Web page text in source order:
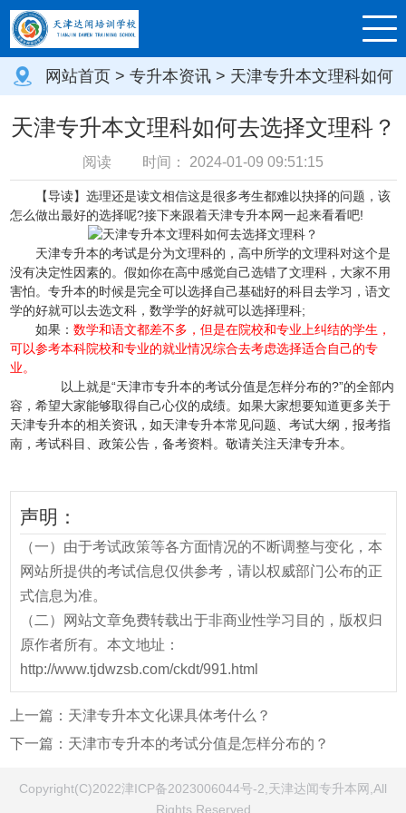
网站首页 > 专升本资讯 > 天津专升本文理科如何
去选择文理科？
天津专升本文理科如何去选择文理科？
阅读 时间： 2024-01-09 09:51:15
【导读】选理还是读文相信这是很多考生都难以抉择的问题，该
怎么做出最好的选择呢?接下来跟着天津专升本网一起来看看吧!
天津专升本的考试是分为文理科的，高中所学的文理科对这个是
没有决定性因素的。假如你在高中感觉自己选错了文理科，大家不用
害怕。专升本的时候是完全可以选择自己基础好的科目去学习，语文
学的好就可以去选文科，数学学的好就可以选择理科;
如果： 数学和语文都差不多，但是在院校和专业上纠结的学生，
可以参考本科院校和专业的就业情况综合去考虑选择适合自己的专
业。
以上就是“天津市专升本的考试分值是怎样分布的?”的全部内
容，希望大家能够取得自己心仪的成绩。如果大家想要知道更多关于
天津专升本的相关资讯，如天津专升本常见问题、考试大纲，报考指
南，考试科目、政策公告，备考资料。敬请关注天津专升本。
声明：
（一）由于考试政策等各方面情况的不断调整与变化，本
网站所提供的考试信息仅供参考，请以权威部门公布的正
式信息为准。
（二）网站文章免费转载出于非商业性学习目的，版权归
原作者所有。本文地址：
http://www.tjdwzsb.com/ckdt/991.html
上一篇： 天津专升本文化课具体考什么？
下一篇： 天津市专升本的考试分值是怎样分布的？
Copyright(C)2022津ICP备2023006044号-2,天津达闻专升本网,All
Rights Reserved